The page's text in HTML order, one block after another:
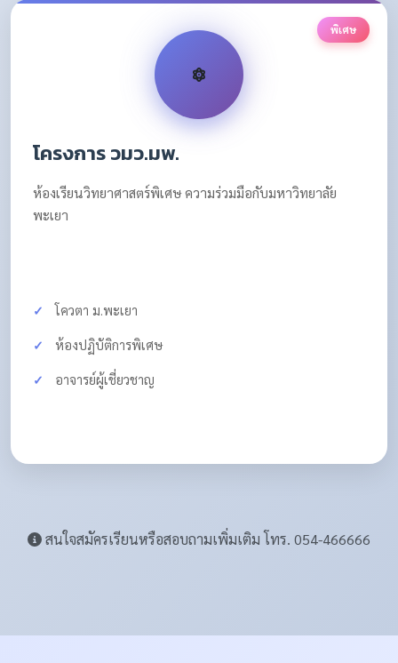
พิเศษ
โครงการ วมว.มพ.
ห้องเรียนวิทยาศาสตร์พิเศษ ความร่วมมือกับมหาวิทยาลัย
พะเยา
โควตา ม.พะเยา
ห้องปฏิบัติการพิเศษ
อาจารย์ผู้เชี่ยวชาญ
สนใจสมัครเรียนหรือสอบถามเพิ่มเติม โทร. 054-466666